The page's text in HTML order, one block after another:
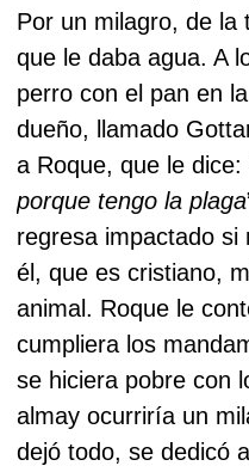
Por un milagro, de la
que le daba agua. A
perro con el pan en
dueño, llamado
a Roque, que le dice:
porque tengo la plaga
regresa impactado
él, que es cristiano,
animal. Roque le
cumpliera los
se hiciera pobre con
almay ocurriría un
dejó todo, se dedicó